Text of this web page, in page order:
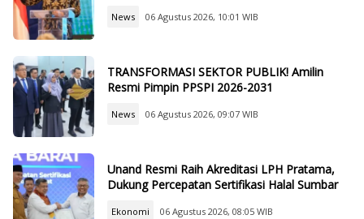
News 06 Agustus 2026, 10:01 WIB
TRANSFORMASI SEKTOR PUBLIK! Amilin
Resmi Pimpin PPSPI 2026-2031
News 06 Agustus 2026, 09:07 WIB
Unand Resmi Raih Akreditasi LPH Pratama,
Dukung Percepatan Sertifikasi Halal Sumbar
Ekonomi 06 Agustus 2026, 08:05 WIB